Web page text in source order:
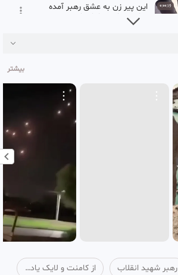
0:00:16
این پیر زن به عشق رهبر آمده
مراسم تشییع امام شهید
انقدر کفشای زائرای آقا رو واکس
امام شهید پیتزا خریده و پخش
🛑🎥 فیلمی پربازدید از سرهنگ
کامنت و لایک یادت نره❤
بیشتر
رهبر شهید انقلاب از کامنت و لایک یادت نره❤